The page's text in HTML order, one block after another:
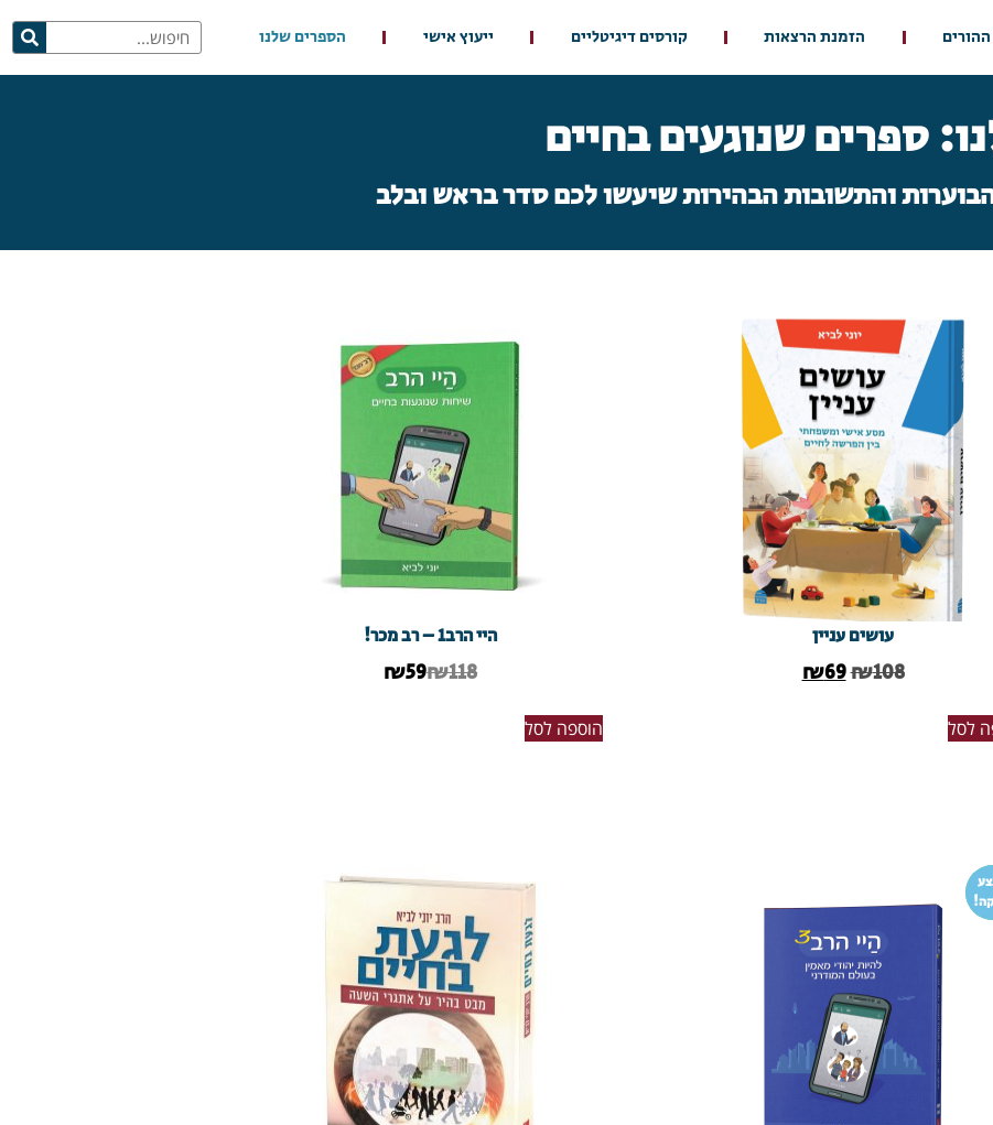
הזמנת הרצאות קורסים דיגיטליים ייעוץ אישי הספרים שלנו
ספרים שנוגעים בחיים
והתשובות הבהירות שיעשו לכם סדר בראש ובלב
עושים עניין
₪108
₪69
לסל
היי הרב1 – רב מכר!
₪118
₪59
הוספה לסל